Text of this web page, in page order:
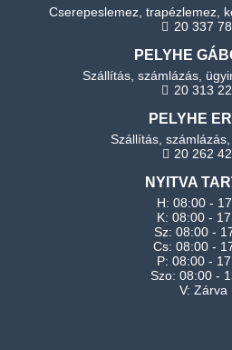
Cserepeslemez, trapézlemez,
20 337
PELYHE
Szállítás, számlázás,
20 313
PELYHE
Szállítás,
20 262 42
NYITVA
H: 08:00 -
K: 08:00 -
Sz: 08:00 -
Cs: 08:00 -
P: 08:00 -
Szo: 08:00 -
V: Zárva